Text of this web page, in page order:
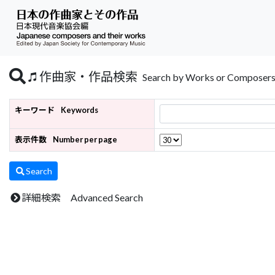
作曲家・作品検索 Search by Works or Composers
キーワード Keywords
表示件数 Number per page
Search
詳細検索 Advanced Search